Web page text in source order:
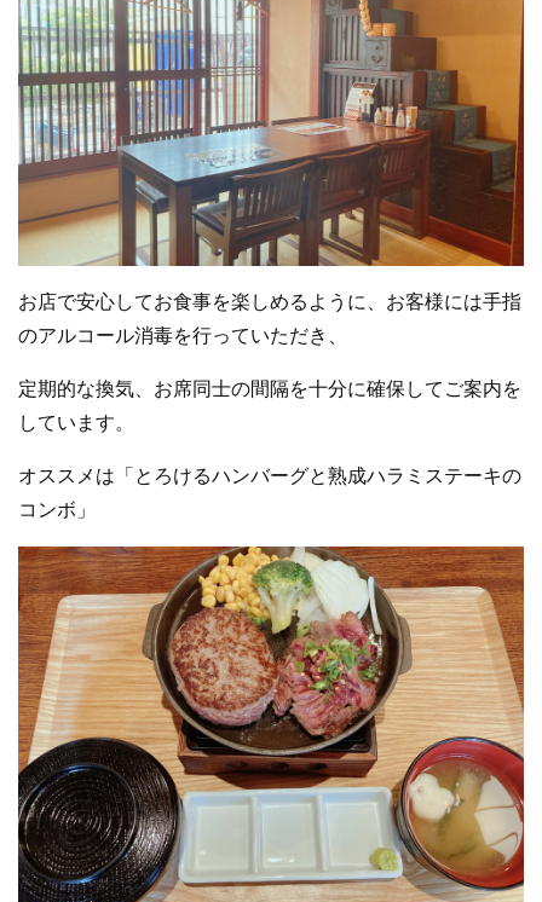
お店で安心してお食事を楽しめるように、お客様には手指
のアルコール消毒を行っていただき、
定期的な換気、お席同士の間隔を十分に確保して ご案内を
しています。
オススメは「とろけるハンバーグと熟成ハラミステーキの
コンボ」